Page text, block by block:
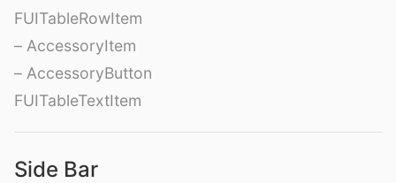
FUITableRowItem
– AccessoryItem
– AccessoryButton
FUITableTextItem
Side Bar